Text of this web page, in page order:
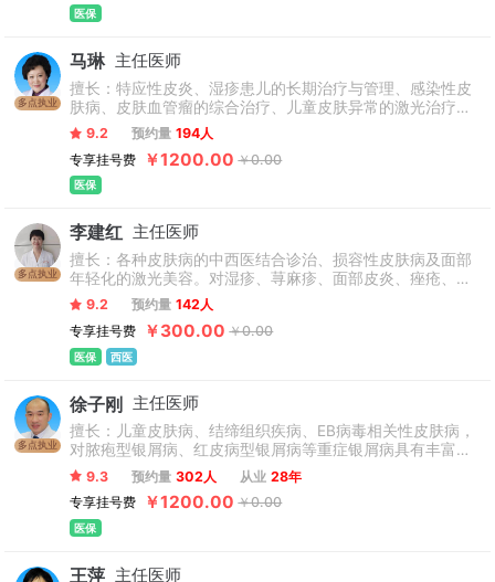
医保
多点执业
马琳 主任医师
擅长：特应性皮炎、湿疹患儿的长期治疗与管理、感染性皮
肤病、皮肤血管瘤的综合治疗、儿童皮肤异常的激光治疗和
遗传性皮肤病。单次会诊费初诊1200元、复诊500元，每次
不少于3位专家。
9.2 预约量 194人
专享挂号费
￥1200.00 ￥0.00
医保
多点执业
李建红 主任医师
擅长：各种皮肤病的中西医结合诊治、损容性皮肤病及面部
年轻化的激光美容。对湿疹、荨麻疹、面部皮炎、痤疮、白
癜风、银屑病、带状疱疹、酒渣鼻、斑秃、病毒疣、黄褐
斑、结节性红斑等常见和疑难皮肤病具有丰富的临床经验。
9.2 预约量 142人
专享挂号费
￥300.00 ￥0.00
医保 西医
多点执业
徐子刚 主任医师
擅长：儿童皮肤病、结缔组织疾病、EB病毒相关性皮肤病，
对脓疱型银屑病、红皮病型银屑病等重症银屑病具有丰富的
治疗经验。单次会诊费初诊1200元、复诊500元，每次不少
于3位专家。
9.3 预约量 302人 从业 28年
专享挂号费
￥1200.00 ￥0.00
医保
王萍 主任医师